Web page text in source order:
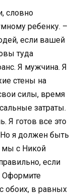
словно
ребенку. –
если вашей
туда
Я мужчина. Я
стены на
силы, время
затраты.
Я готов все это
Но я должен быть
мы с Никой
если
Оформите
обоих, в равных